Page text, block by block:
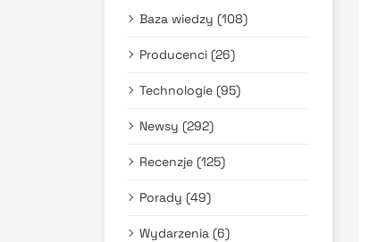
Baza wiedzy (108)
Producenci (26)
Technologie (95)
Newsy (292)
Recenzje (125)
Porady (49)
Wydarzenia (6)